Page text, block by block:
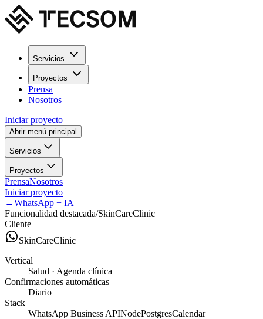
Servicios
Proyectos
Prensa
Nosotros
Iniciar proyecto
Abrir menú principal
Servicios
Proyectos
PrensaNosotros
Iniciar proyecto
←WhatsApp + IA
Funcionalidad destacada/SkinCareClinic
Cliente
SkinCareClinic
Vertical
Salud · Agenda clínica
Confirmaciones automáticas
Diario
Stack
WhatsApp Business APINodePostgresCalendar